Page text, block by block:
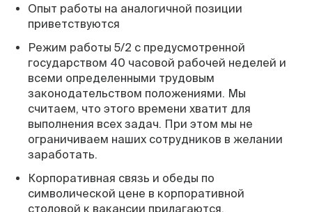
Опыт работы на аналогичной позиции
приветствуются
Режим работы 5/2 с предусмотренной
государством 40 часовой рабочей неделей и
всеми определенными трудовым
законодательством положениями. Мы
считаем, что этого времени хватит для
выполнения всех задач. При этом мы не
ограничиваем наших сотрудников в желании
заработать.
Корпоративная связь и обеды по
символической цене в корпоративной
столовой к вакансии прилагаются.